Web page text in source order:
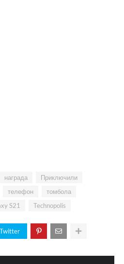
награда
Приключили
телефон
томбола
S21 Technopolis
Twitter